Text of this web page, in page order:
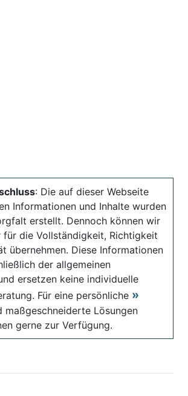
: Die auf dieser Webseite
Informationen und Inhalte wurden
erstellt. Dennoch können wir
für die Vollständigkeit, Richtigkeit
übernehmen. Diese Informationen
der allgemeinen
ersetzen keine individuelle
Für eine persönliche
maßgeschneiderte Lösungen
gerne zur Verfügung.